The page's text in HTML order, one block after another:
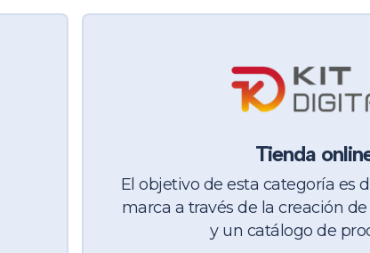
Tienda
El objetivo de esta categoría es
marca a través de la creación
y un catálogo de